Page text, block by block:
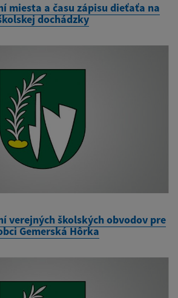
miesta a času zápisu dieťaťa na
dochádzky
verejných školských obvodov pre
Gemerská Hôrka